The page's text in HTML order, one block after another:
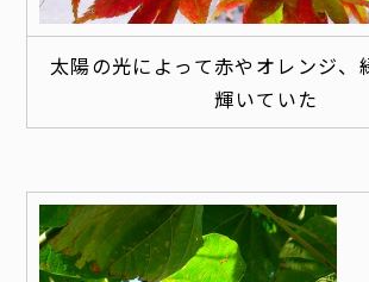
太陽の光によって赤やオレンジ、
輝いていた